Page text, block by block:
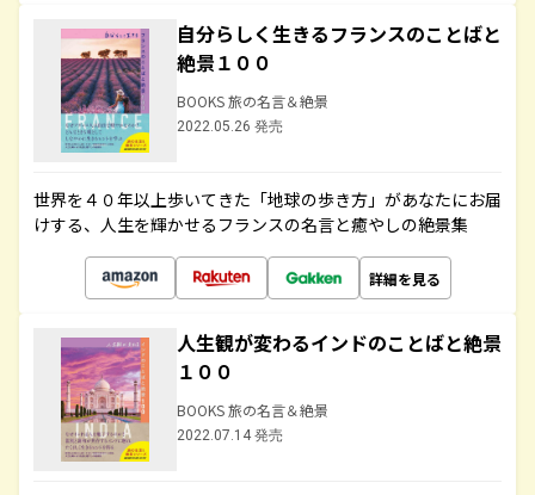
自分らしく生きるフランスのことばと
絶景１００
BOOKS 旅の名言＆絶景
2022.05.26 発売
世界を４０年以上歩いてきた「地球の歩き方」があなたにお届
けする、人生を輝かせるフランスの名言と癒やしの絶景集
詳細を見る
人生観が変わるインドのことばと絶景
１００
BOOKS 旅の名言＆絶景
2022.07.14 発売